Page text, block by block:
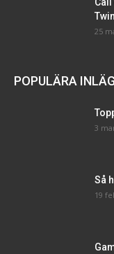
25
POPULÄRA
3
Så
19